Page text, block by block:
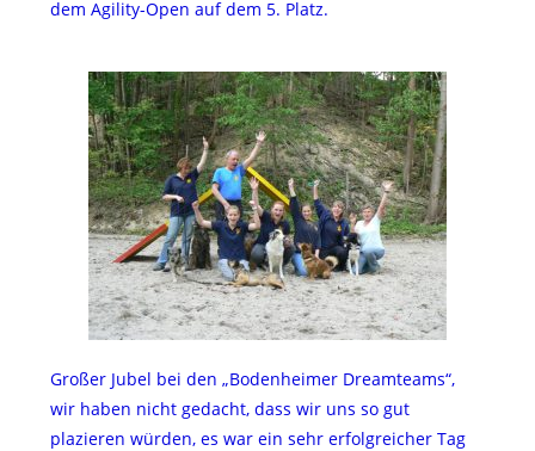
dem Agility-Open auf dem 5. Platz.
Großer Jubel bei den „Bodenheimer Dreamteams“,
wir haben nicht gedacht, dass wir uns so gut
plazieren würden, es war ein sehr erfolgreicher Tag